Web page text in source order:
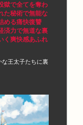
獄で全てを奪わ
た秘術で無能な
める痛快復讐
済力で無道な裏
く爽快感あふれ
王太子たちに裏